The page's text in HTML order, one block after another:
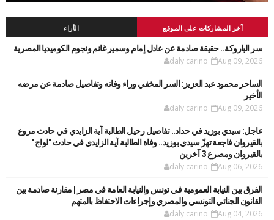
آخر المشاركات على الموقع الأراء
سر الباروكة.. حقيقة صادمة عن عادل إمام وسمير غانم ونجوم الكوميديا المصرية
daly carino Aug 09, 2026
الساحر محمود عبد العزيز: السر المخفي وراء وفاته وتفاصيل صادمة عن مرضه
الأخير
daly carino Aug 09, 2026
عاجل: سيدي بوزيد في حداد.. تفاصيل رحيل الطالبة آية الزايدي في حادث مروع
بالقيروان فاجعة تهزّ سيدي بوزيد.. وفاة الطالبة آية الزايدي في حادث "لواج"
بالقيروان ومصرع 3 آخرين
daly carino Aug 06, 2026
الفرق بين النيابة العمومية في تونس والنيابة العامة في مصر | مقارنة صادمة بين
القانون الجنائي التونسي والمصري وإجراءات الاحتفاظ بالمتهم
daly carino Aug 04, 2026